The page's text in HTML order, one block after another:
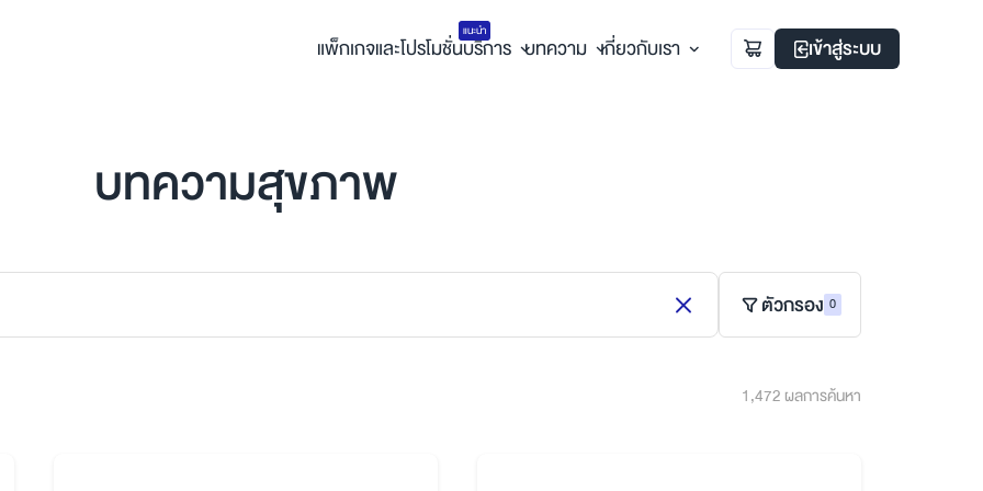
แพ็กเกจและโปรโมชั่น
แนะนำ
บริการ บทความ เกี่ยวกับเรา เข้าสู่ระบบ
บทความสุขภาพ
ตัวกรอง 0
1,472 ผลการค้นหา